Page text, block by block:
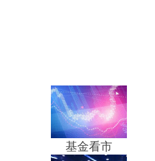
基金看市